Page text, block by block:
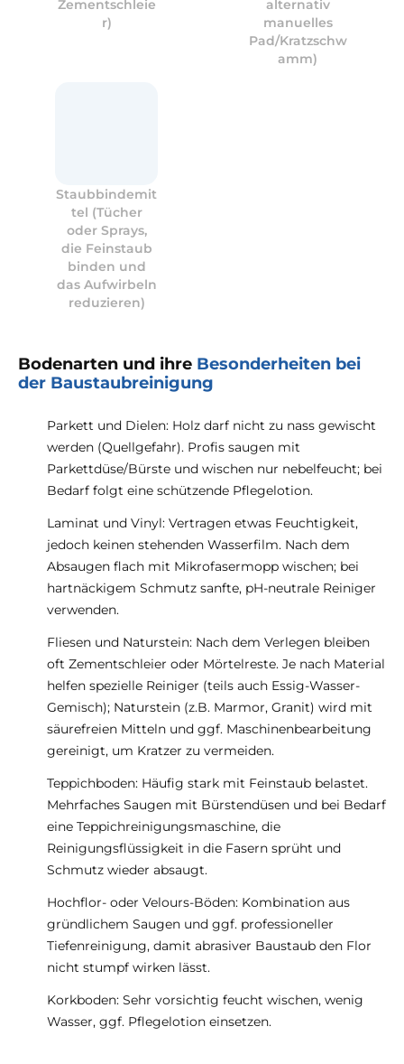
Zementschleie
r)
alternativ
manuelles
Pad/Kratzschw
amm)
Staubbindemit
tel (Tücher
oder Sprays,
die Feinstaub
binden und
das Aufwirbeln
reduzieren)
Bodenarten und ihre Besonderheiten bei
der Baustaubreinigung
Parkett und Dielen: Holz darf nicht zu nass gewischt
werden (Quellgefahr). Profis saugen mit
Parkettdüse/Bürste und wischen nur nebelfeucht; bei
Bedarf folgt eine schützende Pflegelotion.
Laminat und Vinyl: Vertragen etwas Feuchtigkeit,
jedoch keinen stehenden Wasserfilm. Nach dem
Absaugen flach mit Mikrofasermopp wischen; bei
hartnäckigem Schmutz sanfte, pH-neutrale Reiniger
verwenden.
Fliesen und Naturstein: Nach dem Verlegen bleiben
oft Zementschleier oder Mörtelreste. Je nach Material
helfen spezielle Reiniger (teils auch Essig-Wasser-
Gemisch); Naturstein (z.B. Marmor, Granit) wird mit
säurefreien Mitteln und ggf. Maschinenbearbeitung
gereinigt, um Kratzer zu vermeiden.
Teppichboden: Häufig stark mit Feinstaub belastet.
Mehrfaches Saugen mit Bürstendüsen und bei Bedarf
eine Teppichreinigungsmaschine, die
Reinigungsflüssigkeit in die Fasern sprüht und
Schmutz wieder absaugt.
Hochflor- oder Velours-Böden: Kombination aus
gründlichem Saugen und ggf. professioneller
Tiefenreinigung, damit abrasiver Baustaub den Flor
nicht stumpf wirken lässt.
Korkboden: Sehr vorsichtig feucht wischen, wenig
Wasser, ggf. Pflegelotion einsetzen.